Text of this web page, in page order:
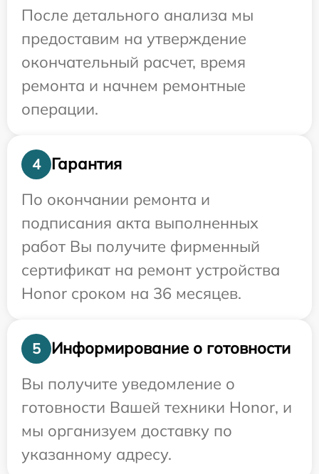
После детального анализа мы
предоставим на утверждение
окончательный расчет, время
ремонта и начнем ремонтные
операции.
4
Гарантия
По окончании ремонта и
подписания акта выполненных
работ Вы получите фирменный
сертификат на ремонт устройства
Honor сроком на 36 месяцев.
5
Информирование о готовности
Вы получите уведомление о
готовности Вашей техники Honor, и
мы организуем доставку по
указанному адресу.